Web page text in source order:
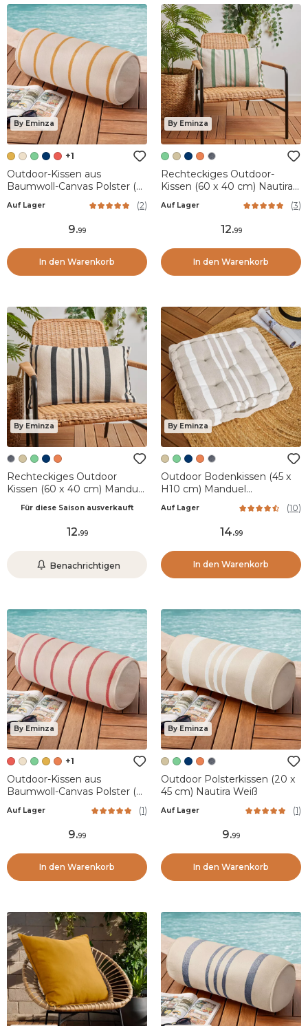
By Eminza
+1
Outdoor-Kissen aus
Baumwoll-Canvas Polster (45
Auf Lager (2)
9.99
In den Warenkorb
By Eminza
Rechteckiges Outdoor-
Kissen (60 x 40 cm) Nautira
Auf Lager (3)
12.99
In den Warenkorb
By Eminza
Rechteckiges Outdoor
Kissen (60 x 40 cm) Manduel
Für diese Saison ausverkauft
12.99
Benachrichtigen
By Eminza
Outdoor Bodenkissen (45 x
H10 cm) Manduel
Auf Lager (10)
14.99
In den Warenkorb
By Eminza
+1
Outdoor-Kissen aus
Baumwoll-Canvas Polster (45
Auf Lager (1)
9.99
In den Warenkorb
By Eminza
Outdoor Polsterkissen (20 x
45 cm) Nautira Weiß
Auf Lager (1)
9.99
In den Warenkorb